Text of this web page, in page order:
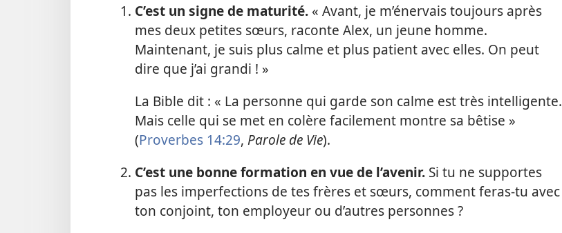
C’est un signe de maturité.« Avant, je m’énervais toujours après
mes deux petites sœurs, raconte Alex, un jeune homme.
Maintenant, je suis plus calme et plus patient avec elles. On peut
dire que j’ai grandi ! »
La Bible dit : « La personne qui garde son calme est très intelligente.
Mais celle qui se met en colère facilement montre sa bêtise »
(Proverbes 14:29, Parole de Vie).
C’est une bonne formation en vue de l’avenir.Si tu ne supportes
pas les imperfections de tes frères et sœurs, comment feras-tu avec
ton conjoint, ton employeur ou d’autres personnes ?